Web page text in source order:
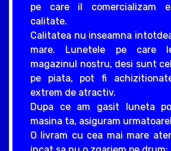
pe care il comercializam
calitate.
Calitatea nu inseamna
mare. Lunetele pe care
magazinul nostru, desi sunt
pe piata, pot fi
extrem de atractiv.
Dupa ce am gasit luneta
masina ta, asiguram
O livram cu cea mai mare